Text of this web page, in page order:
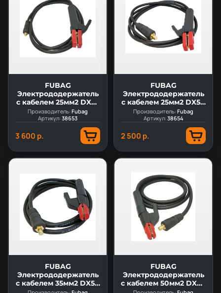
FUBAG
Электрододержатель
с кабелем 25мм2 DX25
3м
Производитель:Fubag
Артикул:38653
3 600 р.
FUBAG
Электрододержатель
с кабелем 25мм2 DX50
3м
Производитель:Fubag
Артикул:38654
2 500 р.
FUBAG
Электрододержатель
с кабелем 35мм2 DX50
FUBAG
Электрододержатель
с кабелем 50мм2 DX50